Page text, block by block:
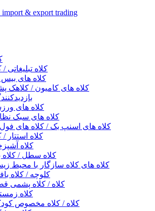
کلاه تبلیغاتی /
کلاه های بیس
کلاه های کامیون / کلاهک
کلاه های
کلاه های سبک
کلاه های اسنپ بک / کلاه های
کلاه استتار /
کلاه
کلاه سطل / کلاه
کلاه های کلاه سازگار با محیط
کلوچه / کلاه
کلاه / کلاه پشمی
کلاه
کلاه / کلاه مخصوص